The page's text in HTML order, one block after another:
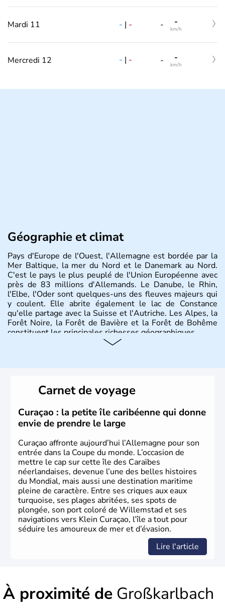
Mardi 11 - | - - -
km/h
Mercredi 12 - | - - -
km/h
Géographie et climat
Pays d'Europe de l'Ouest, l'Allemagne est bordée par la
Mer Baltique, la mer du Nord et le Danemark au Nord.
C'est le pays le plus peuplé de l'Union Européenne avec
près de 83 millions d'Allemands. Le Danube, le Rhin,
l'Elbe, l'Oder sont quelques-uns des fleuves majeurs qui
y coulent. Elle abrite également le lac de Constance
qu'elle partage avec la Suisse et l'Autriche. Les Alpes, la
Forêt Noire, la Forêt de Bavière et la Forêt de Bohême
constituent les principales richesses géographiques.
lesquelles bénéficient d'une grande autonomie. Le pays
peut se targuer de grands noms qu'il a vu naître dans tous
les domaines, des arts à la politique en passant par la
philosophie. Hertz, Gutenberg, Heidegger, Thomas Mann,
Herman Hesse ou bien Hegel en font partie.
Carnet de voyage
Curaçao : la petite île caribéenne qui donne
envie de prendre le large
Curaçao affronte aujourd’hui l’Allemagne pour son
entrée dans la Coupe du monde. L’occasion de
mettre le cap sur cette île des Caraïbes
néerlandaises, devenue l’une des belles histoires
du Mondial, mais aussi une destination maritime
pleine de caractère. Entre ses criques aux eaux
turquoise, ses plages abritées, ses spots de
plongée, son port coloré de Willemstad et ses
navigations vers Klein Curaçao, l’île a tout pour
séduire les amoureux de mer et d’évasion.
Lire l'article
À proximité de Großkarlbach